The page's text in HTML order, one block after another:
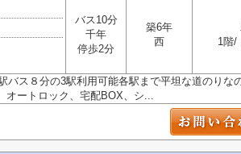
バス10分
千年
停歩2分
築6年
西
1階/
バス８分の3駅利用可能各駅まで平坦な道のりな
オートロック、宅配BOX、シ...